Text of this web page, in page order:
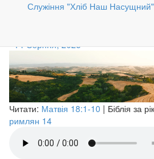
Служіння "Хліб Наш Насущний"
14 Серпня, 2025
Читати: Матвія 18:1-10 | Біблія за
римлян 14